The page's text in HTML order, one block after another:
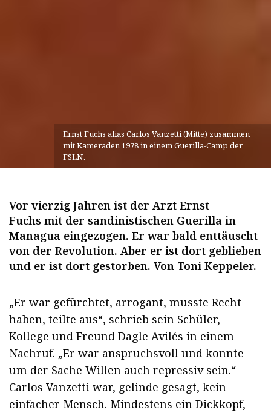
Ernst Fuchs alias Carlos Vanzetti (Mitte) zusammen
mit Kameraden 1978 in einem Guerilla-Camp der
FSLN.
Vor vierzig Jahren ist der Arzt Ernst
Fuchs mit der sandinistischen Guerilla in
Managua eingezogen. Er war bald enttäuscht
von der Revolution. Aber er ist dort geblieben
und er ist dort gestorben. Von Toni Keppeler.
„Er war gefürchtet, arrogant, musste Recht
haben, teilte aus“, schrieb sein Schüler,
Kollege und Freund Dagle Avilés in einem
Nachruf. „Er war anspruchsvoll und konnte
um der Sache Willen auch repressiv sein.“
Carlos Vanzetti war, gelinde gesagt, kein
einfacher Mensch. Mindestens ein Dickkopf,